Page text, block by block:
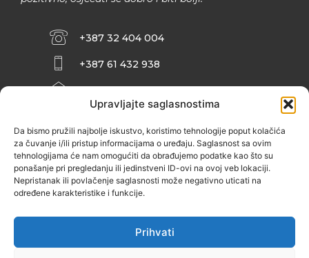
Upravljajte saglasnostima
Da bismo pružili najbolje iskustvo, koristimo tehnologije poput kolačića
za čuvanje i/ili pristup informacijama o uređaju. Saglasnost sa ovim
tehnologijama će nam omogućiti da obrađujemo podatke kao što su
ponašanje pri pregledanju ili jedinstveni ID-ovi na ovoj veb lokaciji.
Nepristanak ili povlačenje saglasnosti može negativno uticati na
određene karakteristike i funkcije.
Prihvati
+387 32 404 004
+387 61 432 938
INFO@ZENIT.BA
ZENIČANKA, 3. SPRAT), 72000 ZENICA